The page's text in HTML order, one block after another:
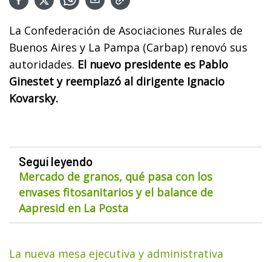
La Confederación de Asociaciones Rurales de
Buenos Aires y La Pampa (Carbap) renovó sus
autoridades. El nuevo presidente es Pablo
Ginestet y reemplazó al dirigente Ignacio
Kovarsky.
Seguí leyendo
Mercado de granos, qué pasa con los
envases fitosanitarios y el balance de
Aapresid en La Posta
La nueva mesa ejecutiva y administrativa